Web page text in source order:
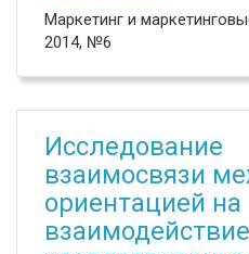
Маркетинг и
2014, №6
Исследование
взаимосвязи
ориентацией на